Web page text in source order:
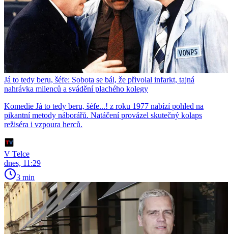
Já to tedy beru, šéfe: Sobota se bál, že přivolal infarkt, tajná
nahrávka milenců a svádění plachého kolegy
Komedie Já to tedy beru, šéfe...! z roku 1977 nabízí pohled na
pikantní metody náborářů. Natáčení provázel skutečný kolaps
režiséra i vzpoura herců.
V Telce
dnes, 11:29
3 min